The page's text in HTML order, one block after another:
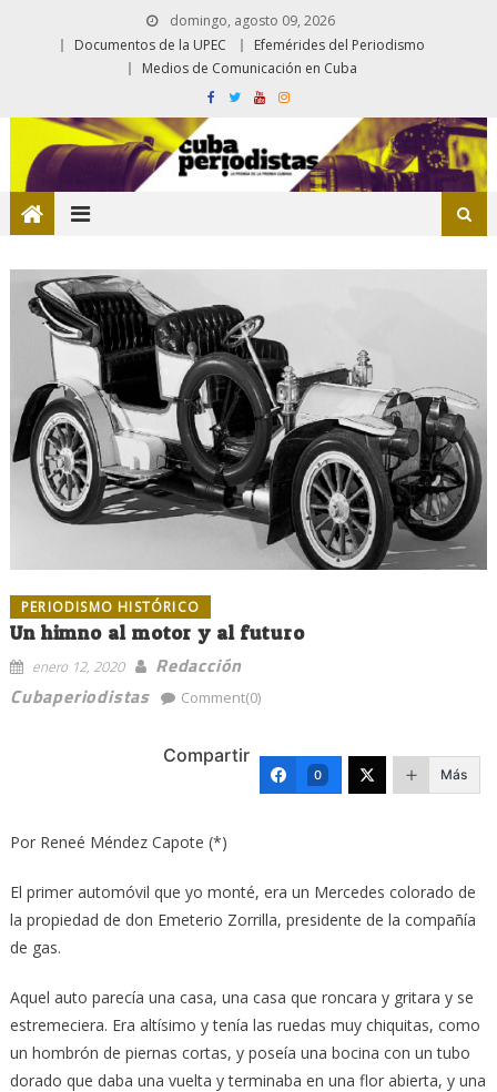
domingo, agosto 09, 2026
Documentos de la UPEC
Efemérides del Periodismo
Medios de Comunicación en Cuba
PERIODISMO HISTÓRICO
Un himno al motor y al futuro
enero 12, 2020
Redacción
Cubaperiodistas
Comment(0)
Compartir
0 Más
Por Reneé Méndez Capote (*)
El primer automóvil que yo monté, era un Mercedes colorado de
la propiedad de don Emeterio Zorrilla, presidente de la compañía
de gas.
Aquel auto parecía una casa, una casa que roncara y gritara y se
estremeciera. Era altísimo y tenía las ruedas muy chiquitas, como
un hombrón de piernas cortas, y poseía una bocina con un tubo
dorado que daba una vuelta y terminaba en una flor abierta, y una